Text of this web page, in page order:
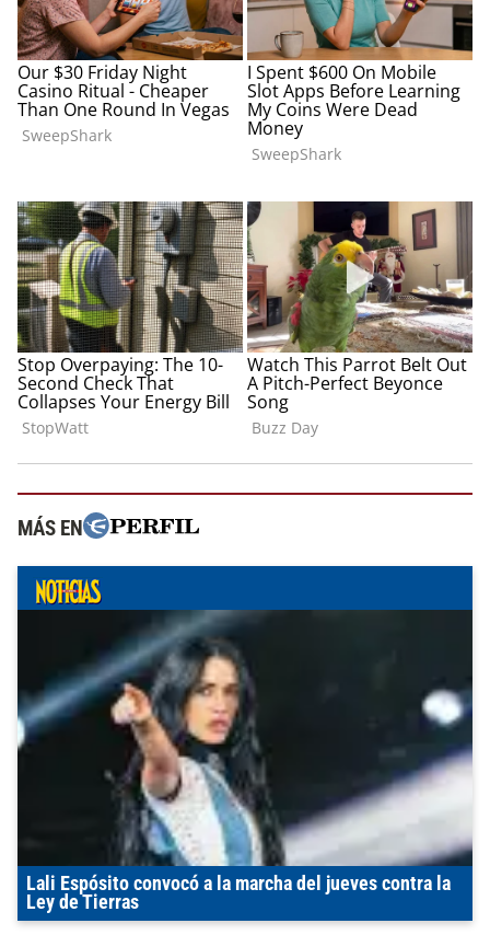
MÁS EN
Lali Espósito convocó a la marcha del jueves contra la
Ley de Tierras